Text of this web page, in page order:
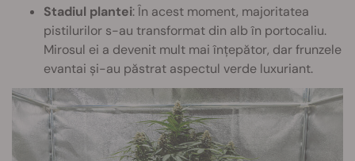
Stadiul plantei: În acest moment, majoritatea
pistilurilor s-au transformat din alb în portocaliu.
Mirosul ei a devenit mult mai înțepător, dar frunzele
evantai și-au păstrat aspectul verde luxuriant.